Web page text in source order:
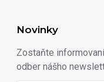
Novinky
Zostaňte
odber nášho